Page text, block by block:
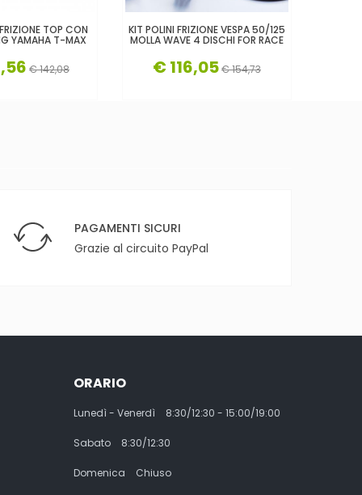
TOP CON
YAMAHA T-MAX
€ 142,08
KIT POLINI FRIZIONE VESPA 50/125
MOLLA WAVE 4 DISCHI FOR RACE
€ 116,05€ 154,73
PAGAMENTI SICURI
Grazie al circuito PayPal
ORARIO
Lunedì - Venerdì 8:30/12:30 - 15:00/19:00
Sabato 8:30/12:30
Domenica Chiuso